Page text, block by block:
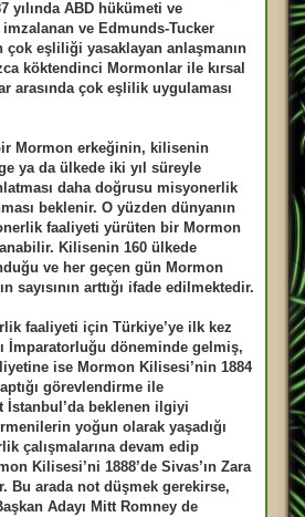
yılında ABD hükümeti ve
imzalanan ve Edmunds-Tucker
çok eşliliği yasaklayan anlaşmanın
köktendinci Mormonlar ile kırsal
arasında çok eşlilik uygulaması
Mormon erkeğinin, kilisenin
ya da ülkede iki yıl süreyle
daha doğrusu misyonerlik
beklenir. O yüzden dünyanın
faaliyeti yürüten bir Mormon
Kilisenin 160 ülkede
ve her geçen gün Mormon
sayısının arttığı ifade edilmektedir.
faaliyeti için Türkiye’ye ilk kez
İmparatorluğu döneminde gelmiş,
ise Mormon Kilisesi’nin 1884
görevlendirme ile
İstanbul’da beklenen ilgiyi
yoğun olarak yaşadığı
çalışmalarına devam edip
Kilisesi’ni 1888’de Sivas’ın Zara
Bu arada not düşmek gerekirse,
Adayı Mitt Romney de